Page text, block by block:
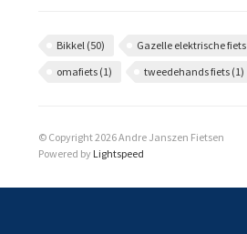
Bikkel (50) Gazelle elektrische fiets
omafiets (1) tweedehands fiets (1)
© Copyright 2026 Andre Janszen Fietsen
Powered by Lightspeed